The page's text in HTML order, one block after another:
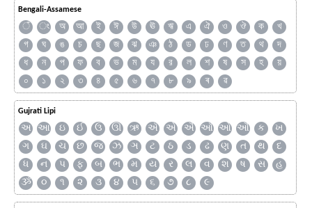
Bengali-Assamese
ঁ ং অ আ ই ঈ উ ঊ ঋ এ ঐ ও ঔ ক
খ
গ
ঘ ঙ চ ছ জ ঝ ঞ ঠ ড ঢ ণ ত থ
দ
ধ
ন প ফ ব ভ ম য র ল শ ষ স হ
য়
০
১ ২ ৩ ৪ ৫ ৬ ৭ ৮ ৯ ৰ ৱ
Gujrati Lipi
અ આ ઇ ઈ ઉ ઊ ઋ ઍ એ ઐ ઑ ઓ ઔ ક
ખ
ગ
ઘ ચ છ જ ઝ ઞ ટ ઠ ડ ઢ ણ ત થ
દ
ધ
ન પ ફ બ ભ મ ય ર લ વ શ ષ સ
હ
ૐ
૦ ૧ ૨ ૩ ૪ ૫ ૬ ૭ ૮ ૯